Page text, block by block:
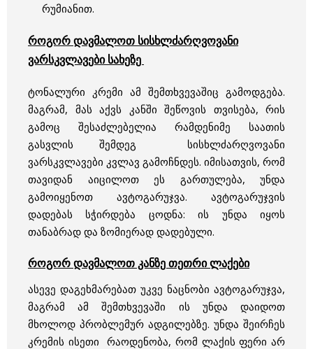
რუმიანით.
როგორ დავმალოთ სისხლძარღვოვანი
ვარსკვლავები სახეზე
ტონალური კრემი ამ შემთხვევაშიც გამოდგება.
მაგრამ, მას აქვს კანში შეწოვის თვისება, რის
გამოც შესაძლებელია რამდენიმე საათის
გასვლის შემდეგ სისხლძარღვოვანი
ვარსკვლავები კვლავ გამოჩნდეს. იმისათვის, რომ
თავიდან აიცილოთ ეს გართულება, უნდა
გამოიყენოთ ავტოგარუჯვა. ავტოგარუჯვის
დადებას სჭირდება ცოდნა: ის უნდა იყოს
თანაბრად და ზომიერად დადებული.
როგორ დავმალოთ კანზე თეთრი ლაქები
ასევე დაგეხმარებათ უკვე ნაცნობი ავტოგარუჯვა,
მაგრამ ამ შემთხვევაში ის უნდა დაიდოთ
მხოლოდ პრობლემურ ადგილებზე. უნდა შეირჩეს
კრემის ისეთი რაოდენობა, რომ ლაქის ფერი არ